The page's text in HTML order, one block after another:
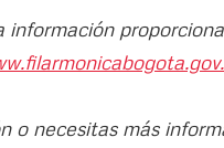
o necesitas más